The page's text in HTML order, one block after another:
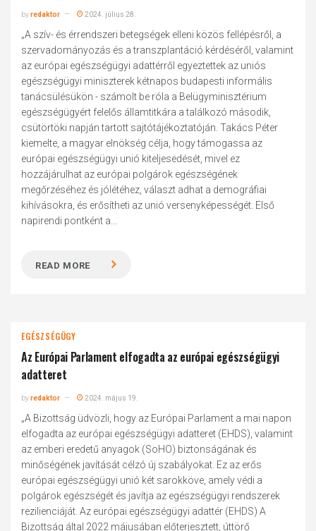
byredaktor 2024. július 28.
„A szív- és érrendszeri betegségek elleni közös fellépésről, a
szervadományozás és a transzplantáció kérdéséről, valamint
az európai egészségügyi adattérről egyeztettek az uniós
egészségügyi miniszterek kétnapos budapesti informális
tanácsülésükön - számolt be róla a Belügyminisztérium
egészségügyért felelős államtitkára a találkozó második,
csütörtöki napján tartott sajtótájékoztatóján. Takács Péter
kiemelte, a magyar elnökség célja, hogy támogassa az
európai egészségügyi unió kiteljesedését, mivel ez
hozzájárulhat az európai polgárok egészségének
megőrzéséhez és jólétéhez, választ adhat a demográfiai
kihívásokra, és erősítheti az unió versenyképességét. Első
napirendi pontként a...
READ MORE
EGÉSZSÉGÜGY
Az Európai Parlament elfogadta az európai egészségügyi
adatteret
byredaktor 2024. május 19.
„A Bizottság üdvözli, hogy az Európai Parlament a mai napon
elfogadta az európai egészségügyi adatteret (EHDS), valamint
az emberi eredetű anyagok (SoHO) biztonságának és
minőségének javítását célzó új szabályokat. Ez az erős
európai egészségügyi unió két sarokköve, amely védi a
polgárok egészségét és javítja az egészségügyi rendszerek
rezilienciáját. Az európai egészségügyi adattér (EHDS) A
Bizottság által 2022 májusában előterjesztett, úttörő